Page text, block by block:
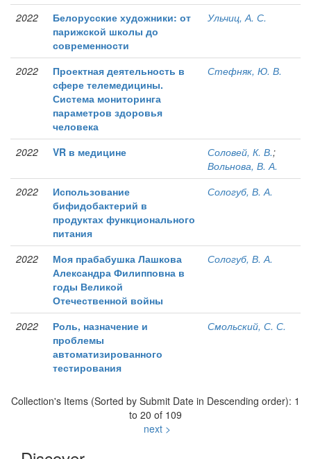
2022
Белорусские художники: от
парижской школы до
современности
Ульчиц, А. С.
2022
Проектная деятельность в
сфере телемедицины.
Система мониторинга
параметров здоровья
человека
Стефняк, Ю. В.
2022 VR в медицине Соловей, К. В.;
Вольнова, В. А.
2022
Использование
бифидобактерий в
продуктах функционального
питания
Сологуб, В. А.
2022
Моя прабабушка Лашкова
Александра Филипповна в
годы Великой
Отечественной войны
Сологуб, В. А.
2022
Роль, назначение и
проблемы
автоматизированного
тестирования
Смольский, С. С.
Collection's Items (Sorted by Submit Date in Descending order): 1
to 20 of 109
next >